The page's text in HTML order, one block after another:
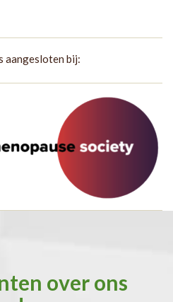
aangesloten bij:
over ons